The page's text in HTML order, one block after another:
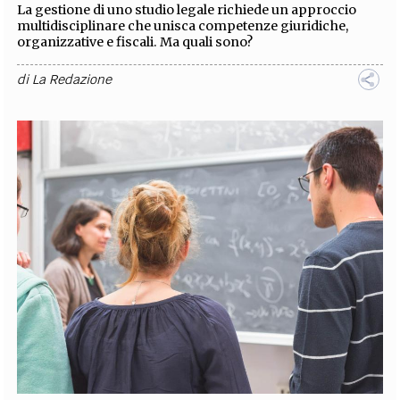
La gestione di uno studio legale richiede un approccio
multidisciplinare che unisca competenze giuridiche,
organizzative e fiscali. Ma quali sono?
diLa Redazione